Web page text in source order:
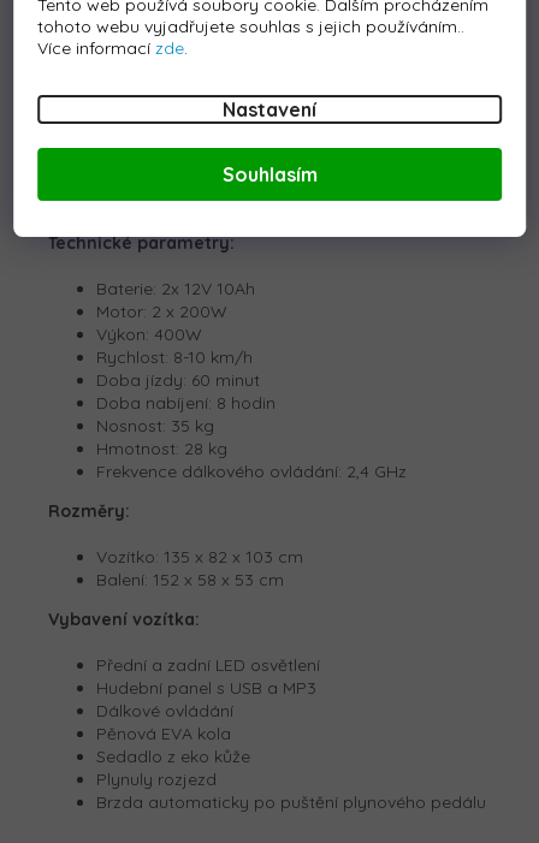
Tento web používá soubory cookie. Dalším procházením
tohoto webu vyjadřujete souhlas s jejich používáním..
Více informacízde.
Nastavení
Souhlasím
Detailní popis produktu
Elektrický traktor
. Maximální zatížení vozítka je
dítě určitě zaujme hudební panel sMP3 a USB.
Traktor můžete ovládat pomocídálkového ovládání
které pracuje na frekvenci2,4 GHz.
Technické parametry:
Baterie: 2x 12V 10Ah
Motor: 2 x 200W
Výkon: 400W
Rychlost: 8-10 km/h
Doba jízdy: 60 minut
Doba nabíjení: 8 hodin
Nosnost: 35 kg
Hmotnost: 28 kg
Frekvence dálkového ovládání: 2,4 GHz
Rozměry:
Vozítko: 135 x 82 x 103 cm
Balení: 152 x 58 x 53 cm
Vybavení vozítka:
Přední a zadní LED osvětlení
Hudební panel s USB a MP3
Dálkové ovládání
Pěnová EVA kola
Sedadlo z eko kůže
Plynuly rozjezd
Brzda automaticky po puštění plynového pedálu